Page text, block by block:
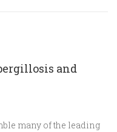
and
many of the leading